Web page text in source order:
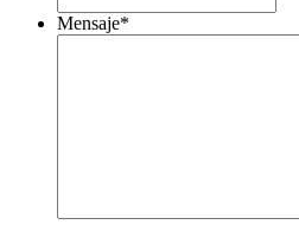
Mensaje*